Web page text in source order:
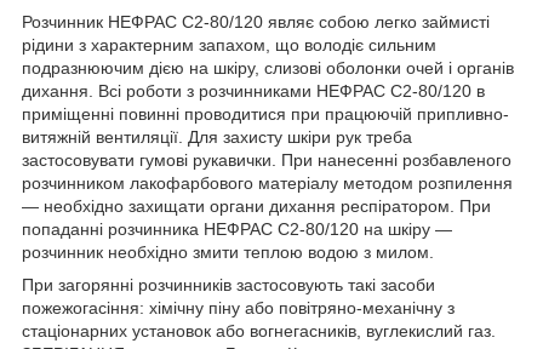
Розчинник НЕФРАС С2-80/120 являє собою легко займисті
рідини з характерним запахом, що володіє сильним
подразнюючим дією на шкіру, слизові оболонки очей і органів
дихання. Всі роботи з розчинниками НЕФРАС С2-80/120 в
приміщенні повинні проводитися при працюючій припливно-
витяжній вентиляції. Для захисту шкіри рук треба
застосовувати гумові рукавички. При нанесенні розбавленого
розчинником лакофарбового матеріалу методом розпилення
— необхідно захищати органи дихання респіратором. При
попаданні розчинника НЕФРАС С2-80/120 на шкіру —
розчинник необхідно змити теплою водою з милом.
При загорянні розчинників застосовують такі засоби
пожежогасіння: хімічну піну або повітряно-механічну з
стаціонарних установок або вогнегасників, вуглекислий газ.